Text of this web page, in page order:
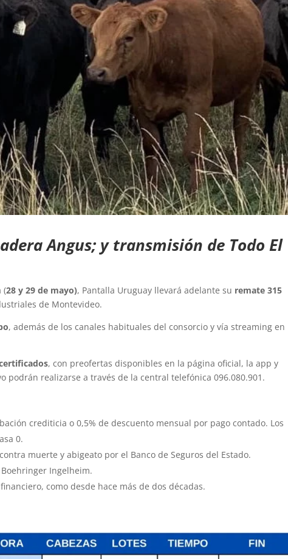
Angus; y transmisión de Todo El
(28 y 29 de mayo), Pantalla Uruguay llevará adelante su remate 315
de Montevideo.
, además de los canales habituales del consorcio y vía streaming en
, con preofertas disponibles en la página oficial, la app y
podrán realizarse a través de la central telefónica 096.080.901.
crediticia o 0,5% de descuento mensual por pago contado. Los
0.
muerte y abigeato por el Banco de Seguros del Estado.
Ingelheim.
como desde hace más de dos décadas.